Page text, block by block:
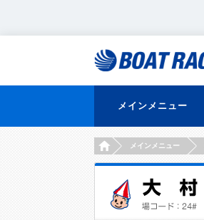
メインメニュー
HOMEメインメニュー